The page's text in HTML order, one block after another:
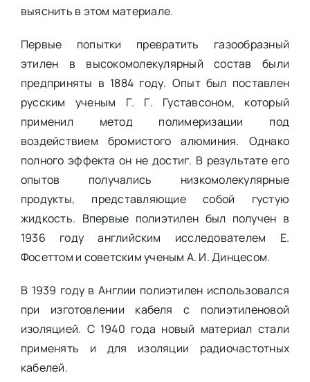
выяснить в этом материале.
Первые попытки превратить газообразный
этилен в высокомолекулярный состав были
предприняты в 1884 году. Опыт был поставлен
русским ученым Г. Г. Густавсоном, который
применил метод полимеризации под
воздействием бромистого алюминия. Однако
полного эффекта он не достиг. В результате его
опытов получались низкомолекулярные
продукты, представляющие собой густую
жидкость. Впервые полиэтилен был получен в
1936 году английским исследователем Е.
Фосеттом и советским ученым А. И. Динцесом.
В 1939 году в Англии полиэтилен использовался
при изготовлении кабеля с полиэтиленовой
изоляцией. С 1940 года новый материал стали
применять и для изоляции радиочастотных
кабелей.